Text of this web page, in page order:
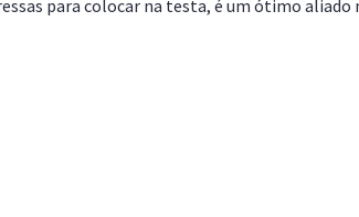
para colocar na testa, é um ótimo aliado